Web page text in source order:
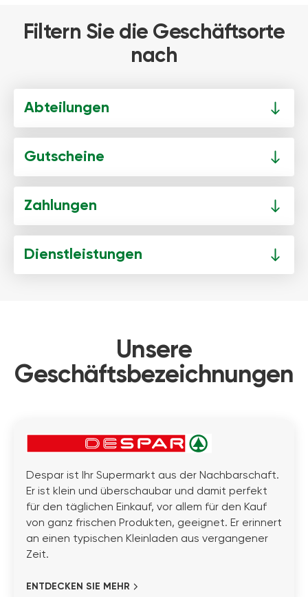
Filtern Sie die Geschäftsorte
nach
Abteilungen
Gutscheine
Zahlungen
Dienstleistungen
Unsere
Geschäftsbezeichnungen
Despar ist Ihr Supermarkt aus der Nachbarschaft.
Er ist klein und überschaubar und damit perfekt
für den täglichen Einkauf, vor allem für den Kauf
von ganz frischen Produkten, geeignet. Er erinnert
an einen typischen Kleinladen aus vergangener
Zeit.
ENTDECKEN SIE MEHR